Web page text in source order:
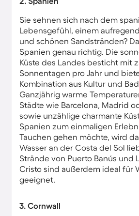
Sie sehnen sich nach dem
Lebensgefühl, einem
und schönen Sandstränden?
Spanien genau richtig. Die
Küste des Landes besticht mit
Sonnentagen pro Jahr und
Kombination aus Kultur und
Ganzjährig warme
Städte wie Barcelona, Madrid
sowie unzählige charmante
Spanien zum einmaligen
Tauchen gehen möchte, wird
Wasser an der Costa del Sol
Strände von Puerto Banús und
Cristo sind außerdem ideal für
geeignet.
3. Cornwall